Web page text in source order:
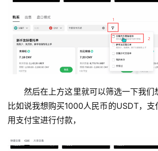
然后在上方这里就可以筛选一下我们
比如说我想购买1000人民币的USDT，支
用支付宝进行付款，